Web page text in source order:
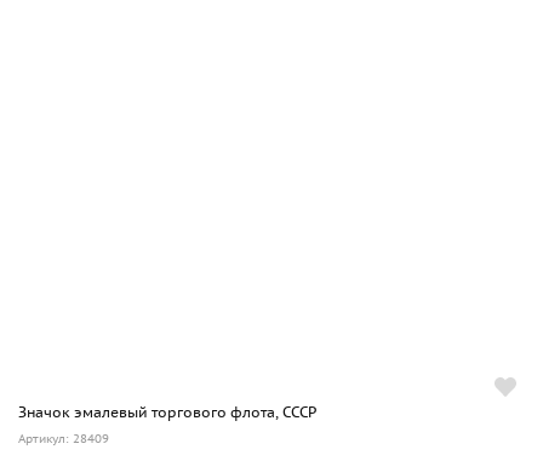
Значок эмалевый торгового флота, СССР
Артикул: 28409